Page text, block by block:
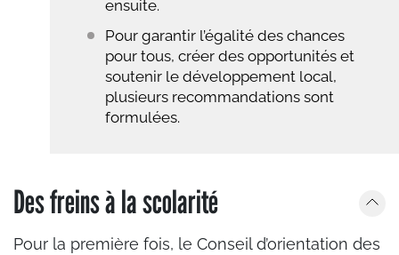
ensuite.
Pour garantir l’égalité des chances
pour tous, créer des opportunités et
soutenir le développement local,
plusieurs recommandations sont
formulées.
Des freins à la scolarité
Pour la première fois, le Conseil d’orientation des